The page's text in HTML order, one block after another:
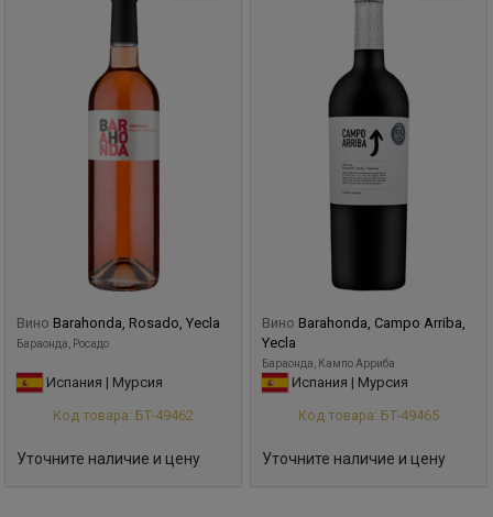
Вино Barahonda, Rosado, Yecla
Бараонда, Росадо
Испания | Мурсия
Код товара: БТ-49462
Уточните наличие и цену
Вино Barahonda, Campo Arriba,
Yecla
Бараонда, Кампо Арриба
Испания | Мурсия
Код товара: БТ-49465
Уточните наличие и цену